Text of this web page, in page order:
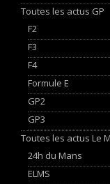
Toutes les actus GP
F2
F3
F4
Formule E
GP2
GP3
Toutes les actus Le
24h du Mans
ELMS